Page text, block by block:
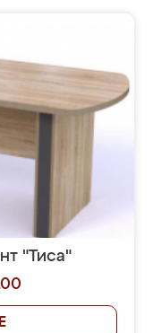
"Тиса"